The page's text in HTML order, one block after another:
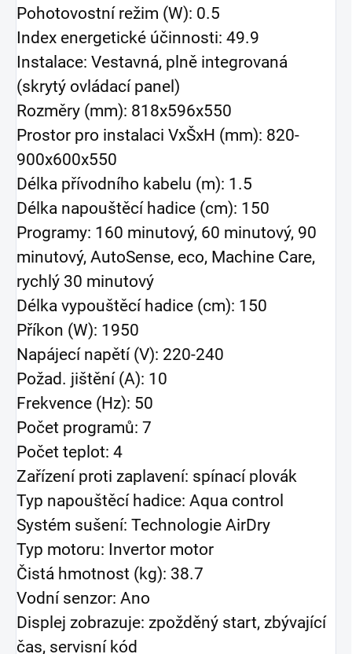
Pohotovostní režim (W): 0.5
Index energetické účinnosti: 49.9
Instalace: Vestavná, plně integrovaná
(skrytý ovládací panel)
Rozměry (mm): 818x596x550
Prostor pro instalaci VxŠxH (mm): 820-
900x600x550
Délka přívodního kabelu (m): 1.5
Délka napouštěcí hadice (cm): 150
Programy: 160 minutový, 60 minutový, 90
minutový, AutoSense, eco, Machine Care,
rychlý 30 minutový
Délka vypouštěcí hadice (cm): 150
Příkon (W): 1950
Napájecí napětí (V): 220-240
Požad. jištění (A): 10
Frekvence (Hz): 50
Počet programů: 7
Počet teplot: 4
Zařízení proti zaplavení: spínací plovák
Typ napouštěcí hadice: Aqua control
Systém sušení: Technologie AirDry
Typ motoru: Invertor motor
Čistá hmotnost (kg): 38.7
Vodní senzor: Ano
Displej zobrazuje: zpožděný start, zbývající
čas, servisní kód